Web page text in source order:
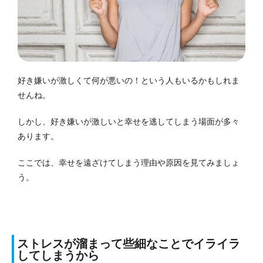
好き嫌いが激しくて何が悪いの！という人もいるかもしれま
せんね。
しかし、好き嫌いが激しいと幸せを逃してしまう場面が多々
あります。
ここでは、幸せを遠ざけてしまう理由や原因を見てみましょ
う。
ストレスが溜まって些細なことでイライラ
してしまうから